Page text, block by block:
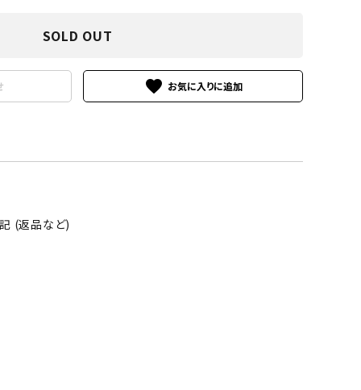
SOLD OUT
favorite
(返品など)